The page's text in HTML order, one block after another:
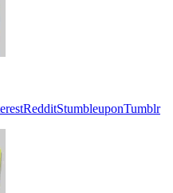
RedditStumbleuponTumblr